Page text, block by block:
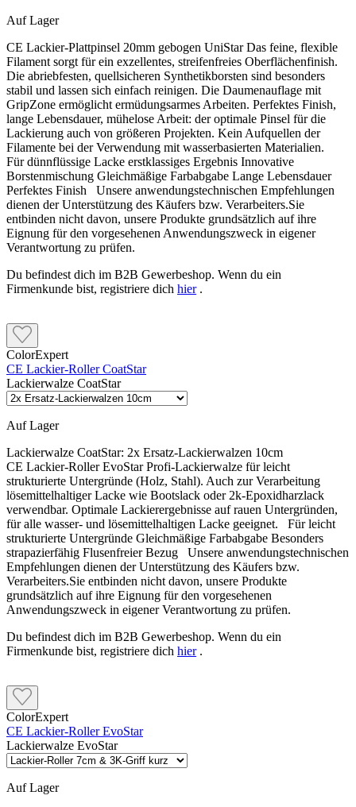
Auf Lager
CE Lackier-Plattpinsel 20mm gebogen UniStar Das feine, flexible
Filament sorgt für ein exzellentes, streifenfreies Oberflächenfinish.
Die abriebfesten, quellsicheren Synthetikborsten sind besonders
stabil und lassen sich einfach reinigen. Die Daumenauflage mit
GripZone ermöglicht ermüdungsarmes Arbeiten. Perfektes Finish,
lange Lebensdauer, mühelose Arbeit: der optimale Pinsel für die
Lackierung auch von größeren Projekten. Kein Aufquellen der
Filamente bei der Verwendung mit wasserbasierten Materialien.
Für dünnflüssige Lacke erstklassiges Ergebnis Innovative
Borstenmischung Gleichmäßige Farbabgabe Lange Lebensdauer
Perfektes Finish Unsere anwendungstechnischen Empfehlungen
dienen der Unterstützung des Käufers bzw. Verarbeiters.Sie
entbinden nicht davon, unsere Produkte grundsätzlich auf ihre
Eignung für den vorgesehenen Anwendungszweck in eigener
Verantwortung zu prüfen.
Du befindest dich im B2B Gewerbeshop. Wenn du ein
Firmenkunde bist, registriere dich hier.
ColorExpert
CE Lackier-Roller CoatStar
Lackierwalze CoatStar
Auf Lager
Lackierwalze CoatStar: 2x Ersatz-Lackierwalzen 10cm
CE Lackier-Roller EvoStar Profi-Lackierwalze für leicht
strukturierte Untergründe (Holz, Stahl). Auch zur Verarbeitung
lösemittelhaltiger Lacke wie Bootslack oder 2k-Epoxidharzlack
verwendbar. Optimale Lackierergebnisse auf rauen Untergründen,
für alle wasser- und lösemittelhaltigen Lacke geeignet. Für leicht
strukturierte Untergründe Gleichmäßige Farbabgabe Besonders
strapazierfähig Flusenfreier Bezug Unsere anwendungstechnischen
Empfehlungen dienen der Unterstützung des Käufers bzw.
Verarbeiters.Sie entbinden nicht davon, unsere Produkte
grundsätzlich auf ihre Eignung für den vorgesehenen
Anwendungszweck in eigener Verantwortung zu prüfen.
Du befindest dich im B2B Gewerbeshop. Wenn du ein
Firmenkunde bist, registriere dich hier.
ColorExpert
CE Lackier-Roller EvoStar
Lackierwalze EvoStar
Auf Lager